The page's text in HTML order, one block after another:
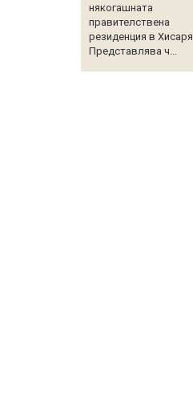
някогашната
правителствена
резиденция в Хисаря.
Представлява ч...